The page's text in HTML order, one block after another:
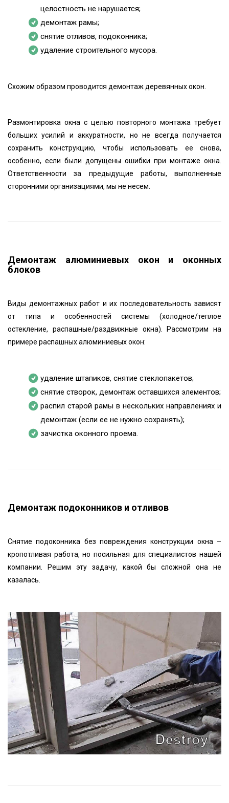
целостность не нарушается;
демонтаж рамы;
снятие отливов, подоконника;
удаление строительного мусора.
Схожим образом проводится демонтаж деревянных окон.
Размонтировка окна с целью повторного монтажа требует
больших усилий и аккуратности, но не всегда получается
сохранить конструкцию, чтобы использовать ее снова,
особенно, если были допущены ошибки при монтаже окна.
Ответственности за предыдущие работы, выполненные
сторонними организациями, мы не несем.
Демонтаж алюминиевых окон и оконных
блоков
Виды демонтажных работ и их последовательность зависят
от типа и особенностей системы (холодное/теплое
остекление, распашные/раздвижные окна). Рассмотрим на
примере распашных алюминиевых окон:
удаление штапиков, снятие стеклопакетов;
снятие створок, демонтаж оставшихся элементов;
распил старой рамы в нескольких направлениях и
демонтаж (если ее не нужно сохранять);
зачистка оконного проема.
Демонтаж подоконников и отливов
Снятие подоконника без повреждения конструкции окна –
кропотливая работа, но посильная для специалистов нашей
компании. Решим эту задачу, какой бы сложной она не
казалась.